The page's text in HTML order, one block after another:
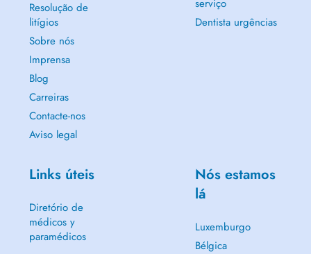
Resolução de
litígios
Sobre nós
Imprensa
Blog
Carreiras
Contacte-nos
Aviso legal
serviço
Dentista urgências
Links úteis
Diretório de
médicos y
paramédicos
Nós estamos
lá
Luxemburgo
Bélgica